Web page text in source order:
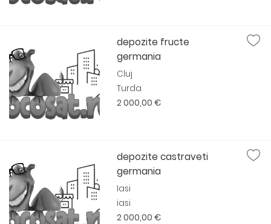
depozite fructe
germania
Cluj
Turda
2 000,00 €
depozite castraveti
germania
Iasi
iasi
2 000,00 €